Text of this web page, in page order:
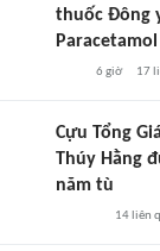
thuốc Đông
Paracetamol
6 giờ 17
Cựu Tổng
Thúy Hằng
năm tù
14 liên